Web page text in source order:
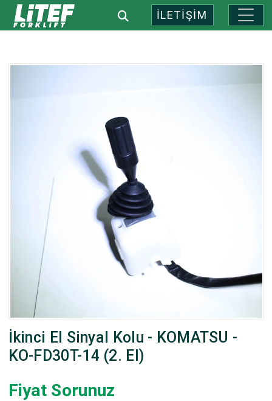
İLETİŞİM
İkinci El Sinyal Kolu - KOMATSU -
KO-FD30T-14 (2. El)
Fiyat Sorunuz